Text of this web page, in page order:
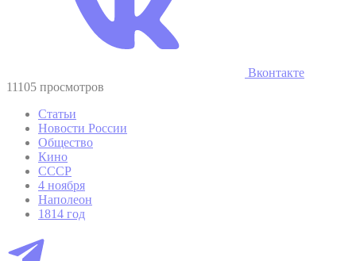
Вконтакте
11105 просмотров
Статьи
Новости России
Общество
Кино
СССР
4 ноября
Наполеон
1814 год